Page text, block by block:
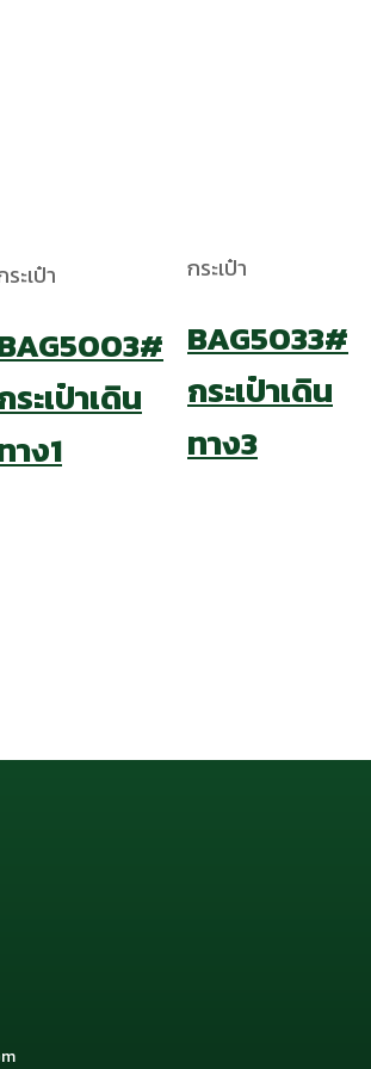
ระเป๋า
ระเป๋าเดิน
าง1
กระเป๋า
BAG5033#
กระเป๋าเดิน
ทาง3